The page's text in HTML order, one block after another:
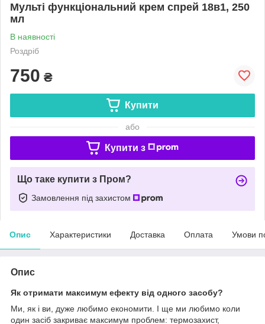
Мульті функціональний крем спрей 18в1, 250
мл
В наявності
Роздріб
750 ₴
Купити
або
Купити з
Що таке купити з Пром?
Замовлення під захистом
Опис Характеристики Доставка Оплата Умови
Опис
Як отримати максимум ефекту від одного засобу?
Ми, як і ви, дуже любимо економити. І ще ми любимо коли
один засіб закриває максимум проблем: термозахист,